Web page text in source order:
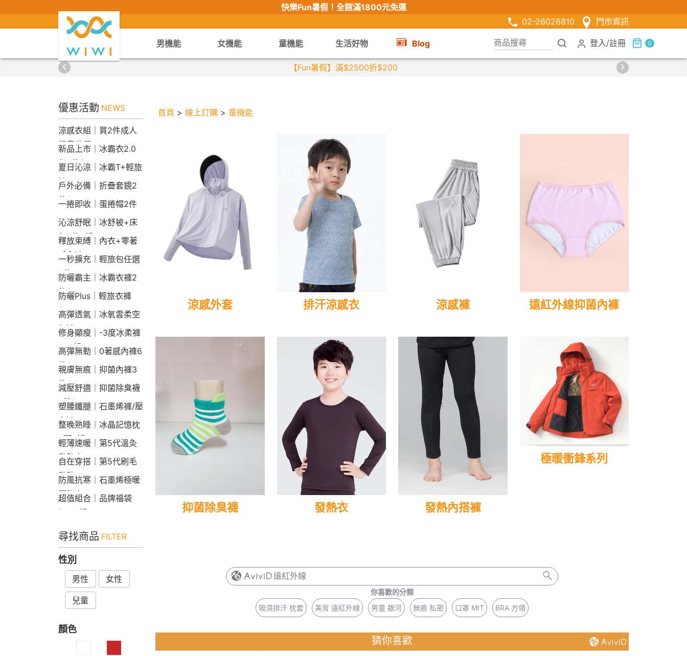
快樂Fun暑假！ 全館滿1800元免運
02-26026810
門市資訊
男機能 女機能 童機能 生活好物 Blog 登入 /註冊 0
【Fun暑假】滿$2500折$200
優惠活動 NEWS
涼感衣組｜買2件成人
兒童半價
新品上市｜冰霸衣2.0
任2件$2290
夏日沁涼｜冰霸T+輕旅
褲
戶外必備｜折疊套鏡2
件$1790
一捲即收｜蛋捲帽2件
1790
沁涼舒眠｜冰舒被+床
包2件9折
釋放束縛｜內衣+零著
感內褲
一秒擴充｜輕旅包任選
2件2190
防曬霸主｜冰霸衣褲2
件$1790
防曬Plus｜輕旅衣褲
$2190
高彈透氣｜冰氧雲柔空
氣褲
修身顯瘦｜-3度冰柔褲
790起
高彈無勒｜0著感內褲6
件$1290
親膚無痕｜抑菌內褲3
件$790
減壓舒適｜抑菌除臭襪
3雙$660
塑腰纖腿｜石墨烯褲/壓
力褲
整晚熟睡｜冰晶記憶枕
2顆9折
輕薄速暖｜第5代溫灸
發熱衣
自在穿搭｜第5代刷毛
發熱Bra T
防風抗寒｜石墨烯極暖
衝鋒衣
超值組合｜品牌福袋
$599起
尋找商品 FILTER
性別
男性 女性
兒童
顏色
首頁 > 線上訂購 > 童機能
涼感外套 排汗涼感衣 涼感褲 遠紅外線抑菌內褲
抑菌除臭襪 發熱衣 發熱內搭褲
極暖衝鋒系列
遠紅外線
你喜歡的分類
吸濕排汗 枕套
美背 遠紅外線 男童 銀河 無痕 私密 口罩 MIT BRA 方領
猜你喜歡